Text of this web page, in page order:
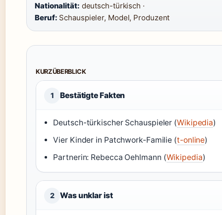
Nationalität: deutsch-türkisch ·
Beruf: Schauspieler, Model, Produzent
KURZÜBERBLICK
1 Bestätigte Fakten
Deutsch-türkischer Schauspieler (Wikipedia)
Vier Kinder in Patchwork-Familie (t-online)
Partnerin: Rebecca Oehlmann (Wikipedia)
2 Was unklar ist